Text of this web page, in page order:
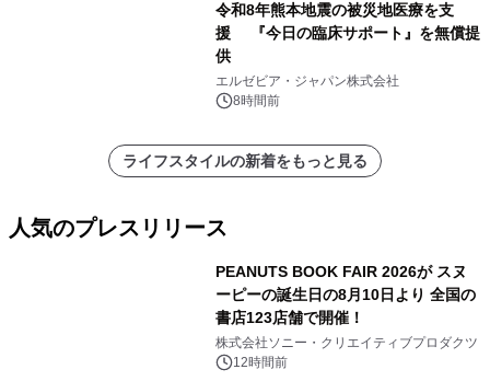
令和8年熊本地震の被災地医療を支
援 『今日の臨床サポート』を無償提
供
エルゼビア・ジャパン株式会社
8時間前
ライフスタイルの新着をもっと見る
人気のプレスリリース
PEANUTS BOOK FAIR 2026が スヌ
ーピーの誕生日の8月10日より 全国の
書店123店舗で開催！
株式会社ソニー・クリエイティブプロダクツ
12時間前